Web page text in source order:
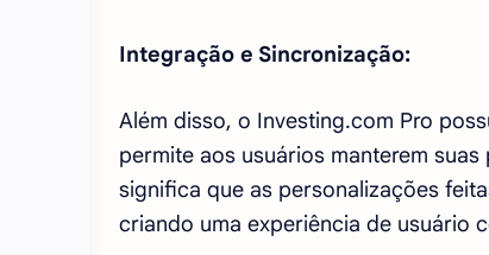
Integração e Sincronização:
Além disso, o Investing.com Pro
permite aos usuários manterem
significa que as personalizações
criando uma experiência de usuário